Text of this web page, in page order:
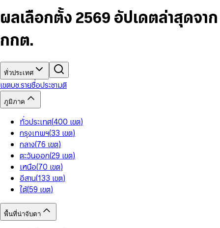
7
8
5
6
8
9
6
7
9
5
6
8
9
9
ผลเลือกตั้ง 2569 อัปเดตล่าสุดจาก
กกต.
ทั่วประเทศ
เขตบช.รายชื่อประชามติ
ภูมิภาค
ทั่วประเทศ(400 เขต)
กรุงเทพฯ(33 เขต)
กลาง(76 เขต)
ตะวันออก(29 เขต)
เหนือ(70 เขต)
อีสาน(133 เขต)
ใต้(59 เขต)
พื้นที่น่าจับตา